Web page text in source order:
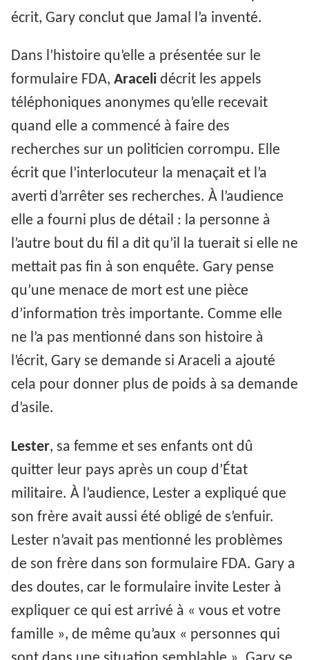
écrit, Gary conclut que Jamal l’a inventé.
Dans l’histoire qu’elle a présentée sur le
formulaire FDA, Araceli décrit les appels
téléphoniques anonymes qu’elle recevait
quand elle a commencé à faire des
recherches sur un politicien corrompu. Elle
écrit que l’interlocuteur la menaçait et l’a
averti d’arrêter ses recherches. À l’audience
elle a fourni plus de détail : la personne à
l’autre bout du fil a dit qu’il la tuerait si elle ne
mettait pas fin à son enquête. Gary pense
qu’une menace de mort est une pièce
d’information très importante. Comme elle
ne l’a pas mentionné dans son histoire à
l’écrit, Gary se demande si Araceli a ajouté
cela pour donner plus de poids à sa demande
d’asile.
Lester, sa femme et ses enfants ont dû
quitter leur pays après un coup d’État
militaire. À l’audience, Lester a expliqué que
son frère avait aussi été obligé de s’enfuir.
Lester n’avait pas mentionné les problèmes
de son frère dans son formulaire FDA. Gary a
des doutes, car le formulaire invite Lester à
expliquer ce qui est arrivé à « vous et votre
famille », de même qu’aux « personnes qui